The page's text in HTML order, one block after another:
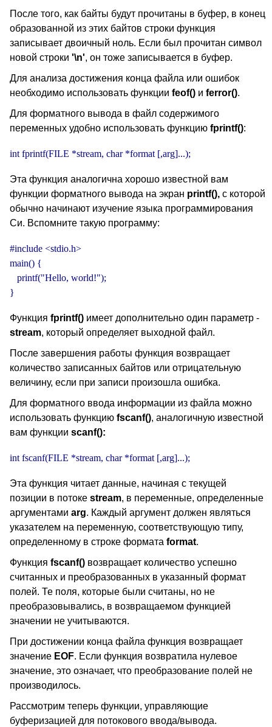
После того, как байты будут прочитаны в буфер, в конец
образованной из этих байтов строки функция
записывает двоичный ноль. Если был прочитан символ
новой строки '\n', он тоже записывается в буфер.
Для анализа достижения конца файла или ошибок
необходимо использовать функции feof() и ferror().
Для форматного вывода в файл содержимого
переменных удобно использовать функцию fprintf():
int fprintf(FILE *stream, char *format [,arg]...);
Эта функция аналогична хорошо известной вам
функции форматного вывода на экран printf(), с которой
обычно начинают изучение языка программирования
Си. Вспомните такую программу:
#include <stdio.h>
main() {
   printf("Hello, world!");
}
Функция fprintf() имеет дополнительно один параметр -
stream, который определяет выходной файл.
После завершения работы функция возвращает
количество записанных байтов или отрицательную
величину, если при записи произошла ошибка.
Для форматного ввода информации из файла можно
использовать функцию fscanf(), аналогичную известной
вам функции scanf():
int fscanf(FILE *stream, char *format [,arg]...);
Эта функция читает данные, начиная с текущей
позиции в потоке stream, в переменные, определенные
аргументами arg. Каждый аргумент должен являться
указателем на переменную, соответствующую типу,
определенному в строке формата format.
Функция fscanf() возвращает количество успешно
считанных и преобразованных в указанный формат
полей. Те поля, которые были считаны, но не
преобразовывались, в возвращаемом функцией
значении не учитываются.
При достижении конца файла функция возвращает
значение EOF. Если функция возвратила нулевое
значение, это означает, что преобразование полей не
производилось.
Рассмотрим теперь функции, управляющие
буферизацией для потокового ввода/вывода.